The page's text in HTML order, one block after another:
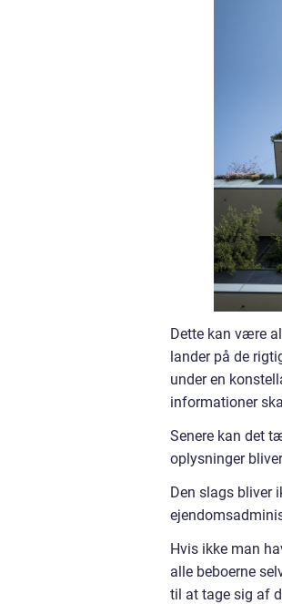
Dette kan være
lander på de
under en
informationer
Senere kan det
oplysninger
Den slags bliver
Hvis ikke man
alle beboerne
til at tage sig af